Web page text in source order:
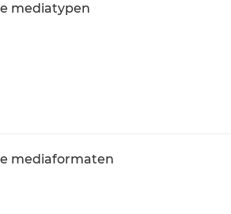
mediatypen
mediaformaten